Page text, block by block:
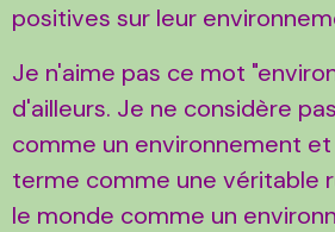
positives sur leur
Je n'aime pas ce mot
d'ailleurs. Je ne considère
comme un environnement
terme comme une véritable
le monde comme un